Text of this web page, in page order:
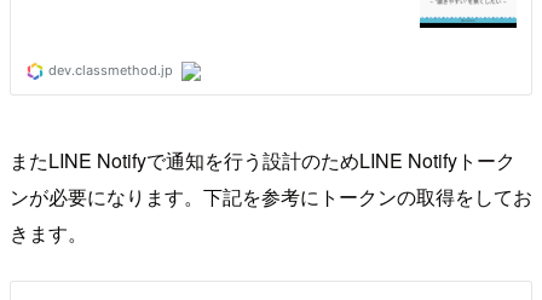
またLINE Notifyで通知を行う設計のためLINE Notifyトーク
ンが必要になります。下記を参考にトークンの取得をしてお
きます。